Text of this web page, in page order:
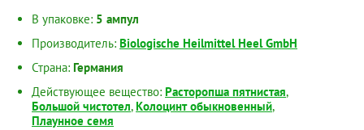
В упаковке: 5 ампул
Производитель: Biologische Heilmittel Heel GmbH
Страна: Германия
Действующее вещество: Расторопша пятнистая,
Большой чистотел,Колоцинт обыкновенный,
Плаунное семя